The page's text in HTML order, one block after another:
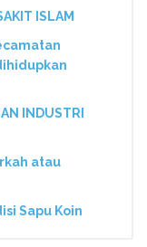
ISLAM
INDUSTRI
atau
Sapu Koin